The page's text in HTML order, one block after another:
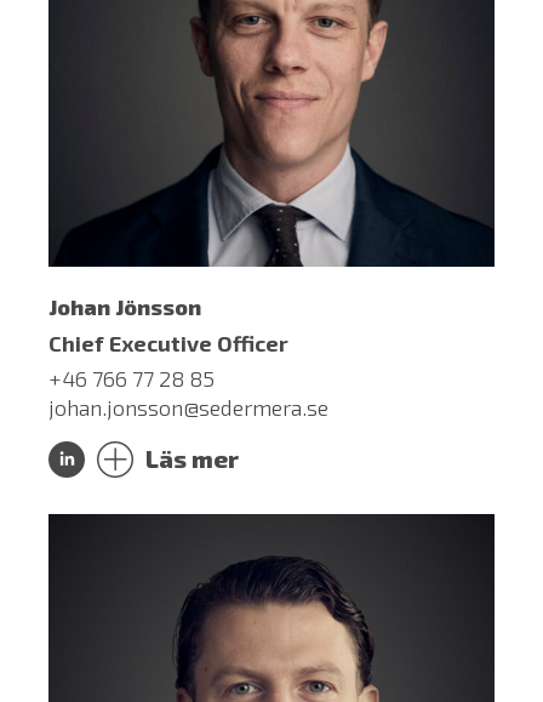
Johan Jönsson
Chief Executive Officer
+46 766 77 28 85
johan.jonsson@sedermera.se
Läs mer